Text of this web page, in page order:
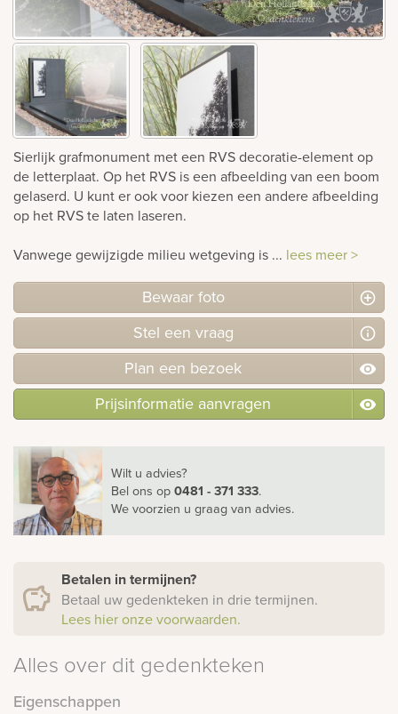
Bekijk
Sierlijk grafmonument met een RVS decoratie-element op
de letterplaat. Op het RVS is een afbeelding van een boom
gelaserd. U kunt er ook voor kiezen een andere afbeelding
op het RVS te laten laseren.
Vanwege gewijzigde milieu wetgeving is ... lees meer >
Bewaar foto
Stel een vraag
Plan een bezoek
Prijsinformatie aanvragen
Wilt u advies?
Bel ons op0481 - 371 333.
We voorzien u graag van advies.
Betalen in termijnen?
Betaal uw gedenkteken in drie termijnen.
Lees hier onze voorwaarden.
Alles over dit gedenkteken
Eigenschappen